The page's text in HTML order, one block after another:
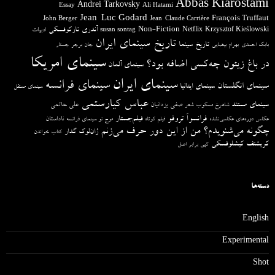
Abbas Kiarostami
Ali Hatami
Andrei Tarkovsky
Essay
François Truffaut
Jean-Claude Carrière
Jean-Luc Godard
John Berger
Krzysztof Kieślowski
Netflix
Non-Fiction
susan sontag آندری تارکوفسکی ادبیات
بابک احمدی بهرام بیضایی تاریخ سینما تاریخ سینمای ایران جان برجر جستار
در باغ زیتون چه‌کسی اضافه بود؟ سینمای آلمان سینمای امریکا
سینمای انگلستان سینمای ایتالیا سینمای ایران سینمای فرانسه سینمای مستقل
سینمای مستند شاهرخ مسکوب شعر صفی یزدانیان عباس کیارستمی علی حاتمی
عکاس دوره‌های عکاسی‌نشده فرانسوآ تروفو فیلم کوتاه فیلم‌جستار موج نو سینمای فرانسه ناداستان
چگونه می‌شنویدم؟ من از این دور حرف می‌زنم ژان‌لوک گدار کتاب خواندن
کریشتف کیشلوفسکی کپی برابر اصل
دسته‌ها
English
Experimental
Shot